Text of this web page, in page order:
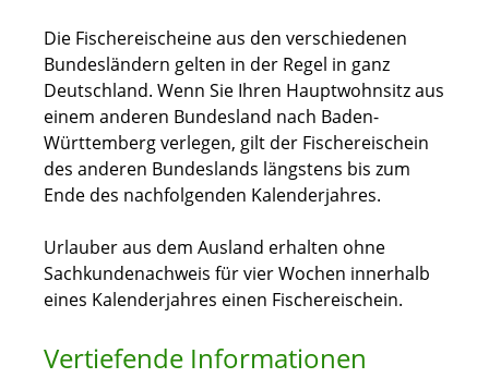
Die Fischereischeine aus den verschiedenen
Bundesländern gelten in der Regel in ganz
Deutschland. Wenn Sie Ihren Hauptwohnsitz aus
einem anderen Bundesland nach Baden-
Württemberg verlegen, gilt der Fischereischein
des anderen Bundeslands längstens bis zum
Ende des nachfolgenden Kalenderjahres.
Urlauber aus dem Ausland erhalten ohne
Sachkundenachweis für vier Wochen innerhalb
eines Kalenderjahres einen Fischereischein.
Vertiefende Informationen